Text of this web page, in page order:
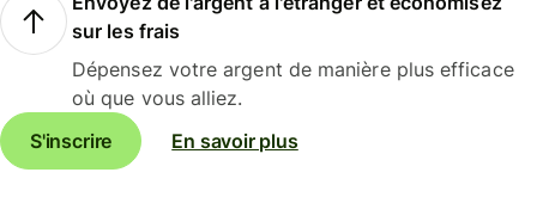
sur les frais
Dépensez votre argent de manière plus efficace
où que vous alliez.
S'inscrire
En savoir plus